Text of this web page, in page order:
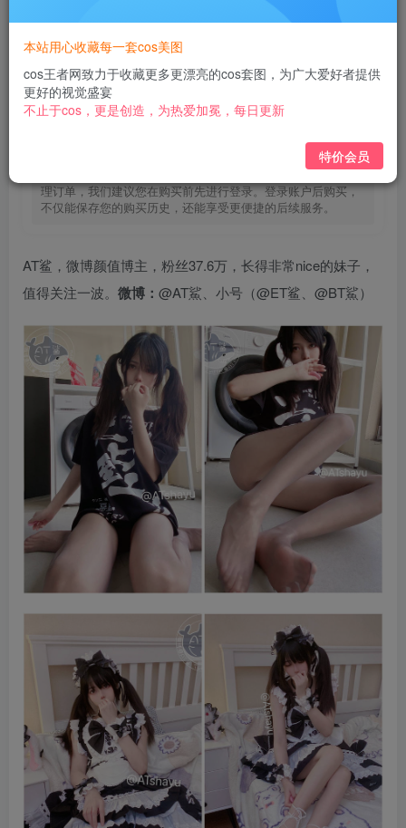
72
黄金会员免费 钻石会员 免费
立即购买
为了提供更加个性化的购物体验，并确保您能够顺利追踪和管
理订单，我们建议您在购买前先进行登录。登录账户后购买，
不仅能保存您的购买历史，还能享受更便捷的后续服务。
AT鲨，微博颜值博主，粉丝37.6万，长得非常nice的妹子，
值得关注一波。 微博： @AT鯊、小号（@ET鲨、@BT鯊）
本站用心收藏每一套cos美图
cos王者网致力于收藏更多更漂亮的cos套图，为广大爱好者提供
更好的视觉盛宴
不止于cos，更是创造，为热爱加冕，每日更新
特价会员